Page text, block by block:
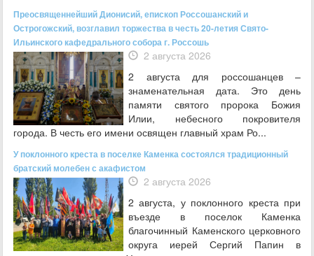
Преосвященнейший Дионисий, епископ Россошанский и
Острогожский, возглавил торжества в честь 20-летия Свято-
Ильинского кафедрального собора г. Россошь
2 августа 2026
2 августа для россошанцев –
знаменательная дата. Это день
памяти святого пророка Божия
Илии, небесного покровителя
города. В честь его имени освящен главный храм Ро...
У поклонного креста в поселке Каменка состоялся традиционный
братский молебен с акафистом
2 августа 2026
2 августа, у поклонного креста при
въезде в поселок Каменка
благочинный Каменского церковного
округа иерей Сергий Папин в